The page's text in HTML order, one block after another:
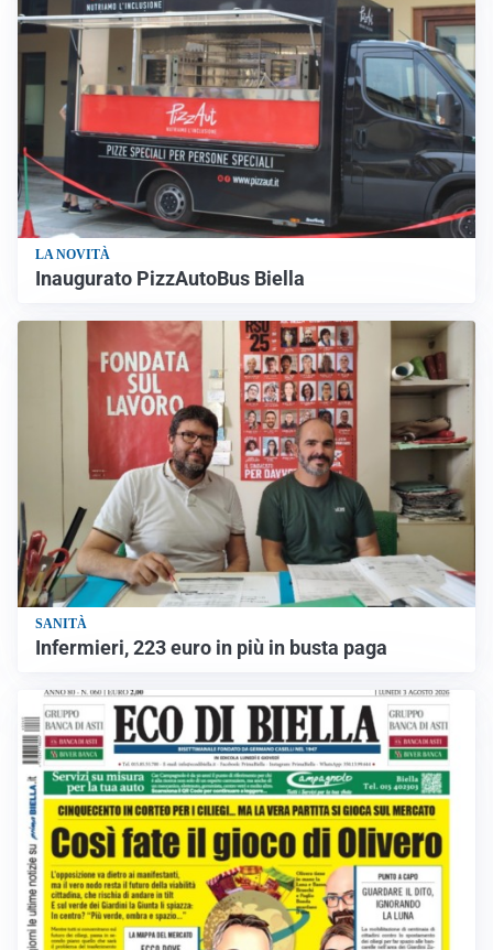
LA NOVITÀ
Inaugurato PizzAutoBus Biella
SANITÀ
Infermieri, 223 euro in più in busta paga